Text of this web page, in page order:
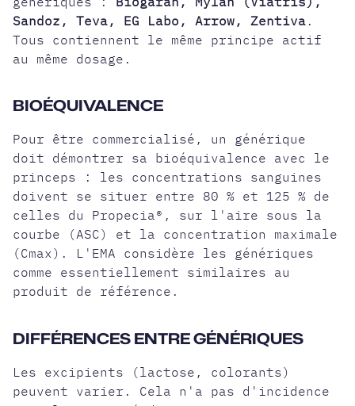
Sandoz, Teva, EG Labo, Arrow, Zentiva .
Tous contiennent le même principe actif
au même dosage.
BIOÉQUIVALENCE
Pour être commercialisé, un générique
doit démontrer sa bioéquivalence avec le
princeps : les concentrations sanguines
doivent se situer entre 80 % et 125 % de
celles du Propecia®, sur l'aire sous la
courbe (ASC) et la concentration maximale
(Cmax). L'EMA considère les génériques
comme essentiellement similaires au
produit de référence.
DIFFÉRENCES ENTRE GÉNÉRIQUES
Les excipients (lactose, colorants)
peuvent varier. Cela n'a pas d'incidence